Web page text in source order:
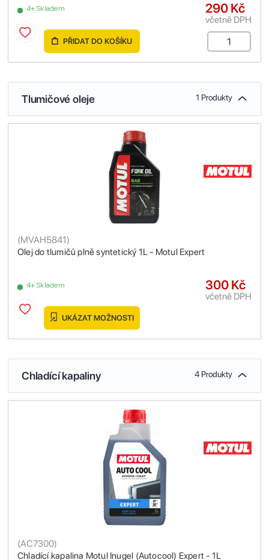
4+ Skladem 290 Kč
včetně DPH
PŘIDAT DO KOŠÍKU
Tlumičové oleje 1 Produkty
Olej do tlumičů plně syntetický 1L - Motul Expert
(MVAH5841)
4+ Skladem 300 Kč
včetně DPH
UKÁZAT MOŽNOSTI
Chladící kapaliny 4 Produkty
Chladící kapalina Motul Inugel (Autocool) Expert - 1L
(AC7300)